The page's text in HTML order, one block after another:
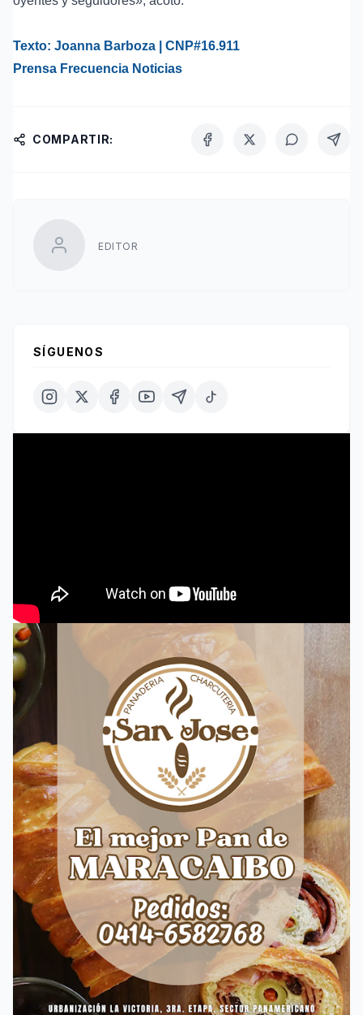
Texto: Joanna Barboza | CNP#16.911
Prensa Frecuencia Noticias
COMPARTIR:
EDITOR
SÍGUENOS